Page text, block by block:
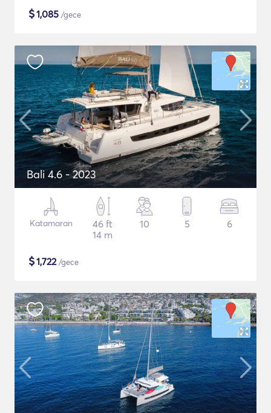
$1,085 /gece
Bali 4.6 - 2023
Katamaran
46 ft
14 m
10 5 6
$1,722/gece